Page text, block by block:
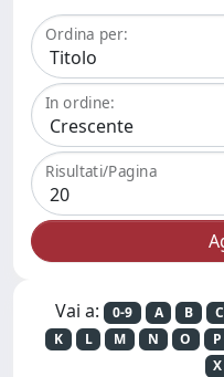
Ordina per:
In ordine:
Risultati/Pagina
Vai a: 0-9 A B C
K
L M N O P
X